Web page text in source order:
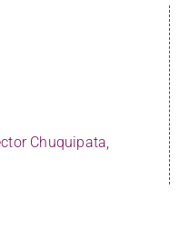
Chuquipata,